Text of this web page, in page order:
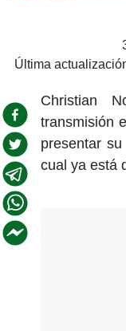
Última
Christian
transmisión
presentar
cual ya está